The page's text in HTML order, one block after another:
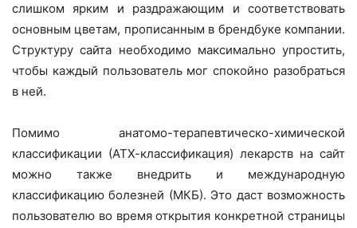
слишком ярким и раздражающим и соответствовать
основным цветам, прописанным в брендбуке компании.
Структуру сайта необходимо максимально упростить,
чтобы каждый пользователь мог спокойно разобраться
в ней.
Помимо анатомо-терапевтическо-химической
классификации (АТХ-классификация) лекарств на сайт
можно также внедрить и международную
классификацию болезней (МКБ). Это даст возможность
пользователю во время открытия конкретной страницы